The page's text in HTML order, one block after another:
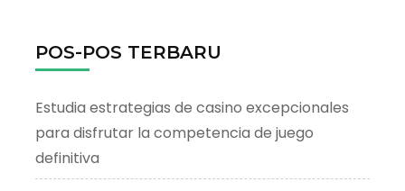
POS-POS TERBARU
Estudia estrategias de casino excepcionales
para disfrutar la competencia de juego
definitiva